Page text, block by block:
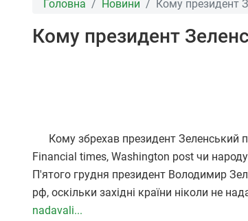
Головна Новини Кому президент
Кому президент
Кому збрехав президент Зеленський
Financial times, Washington post чи народу
П'ятого грудня президент Володимир
рф, оскільки західні країни ніколи не
nadavali...